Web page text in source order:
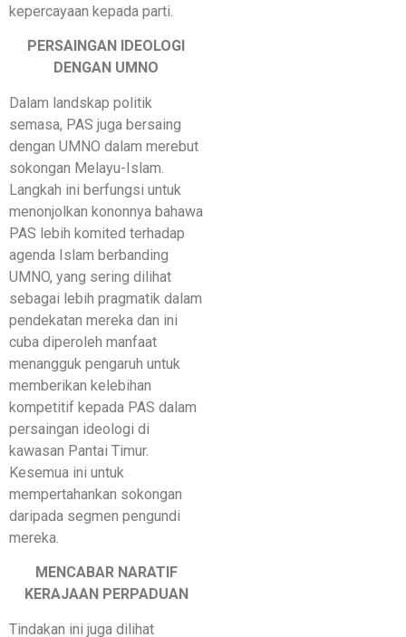
kepercayaan kepada parti.
PERSAINGAN IDEOLOGI
DENGAN UMNO
Dalam landskap politik
semasa, PAS juga bersaing
dengan UMNO dalam merebut
sokongan Melayu-Islam.
Langkah ini berfungsi untuk
menonjolkan kononnya bahawa
PAS lebih komited terhadap
agenda Islam berbanding
UMNO, yang sering dilihat
sebagai lebih pragmatik dalam
pendekatan mereka dan ini
cuba diperoleh manfaat
menangguk pengaruh untuk
memberikan kelebihan
kompetitif kepada PAS dalam
persaingan ideologi di
kawasan Pantai Timur.
Kesemua ini untuk
mempertahankan sokongan
daripada segmen pengundi
mereka.
MENCABAR NARATIF
KERAJAAN PERPADUAN
Tindakan ini juga dilihat